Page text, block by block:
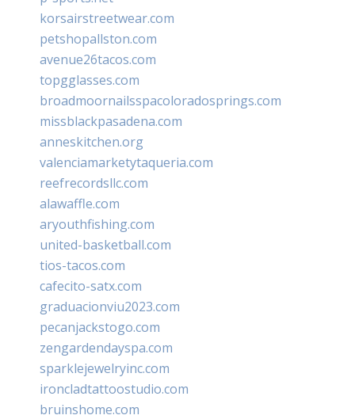
korsairstreetwear.com
petshopallston.com
avenue26tacos.com
topgglasses.com
broadmoornailsspacoloradosprings.com
missblackpasadena.com
anneskitchen.org
valenciamarketytaqueria.com
reefrecordsllc.com
alawaffle.com
aryouthfishing.com
united-basketball.com
tios-tacos.com
cafecito-satx.com
graduacionviu2023.com
pecanjackstogo.com
zengardendayspa.com
sparklejewelryinc.com
ironcladtattoostudio.com
bruinshome.com